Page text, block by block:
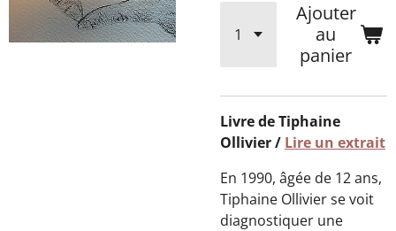
Ajouter
au
panier
Livre de Tiphaine
Ollivier / Lire un extrait
En 1990, âgée de 12 ans,
Tiphaine Ollivier se voit
diagnostiquer une